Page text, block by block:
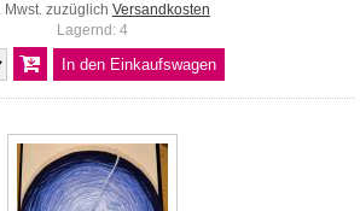
Mwst. zuzüglich Versandkosten
Lagernd: 4